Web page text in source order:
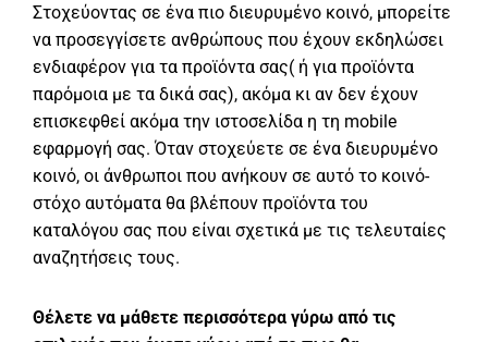
Στοχεύοντας σε ένα πιο διευρυμένο κοινό, μπορείτε
να προσεγγίσετε ανθρώπους που έχουν εκδηλώσει
ενδιαφέρον για τα προϊόντα σας( ή για προϊόντα
παρόμοια με τα δικά σας), ακόμα κι αν δεν έχουν
επισκεφθεί ακόμα την ιστοσελίδα η τη mobile
εφαρμογή σας. Όταν στοχεύετε σε ένα διευρυμένο
κοινό, οι άνθρωποι που ανήκουν σε αυτό το κοινό-
στόχο αυτόματα θα βλέπουν προϊόντα του
καταλόγου σας που είναι σχετικά με τις τελευταίες
αναζητήσεις τους.
Θέλετε να μάθετε περισσότερα γύρω από τις